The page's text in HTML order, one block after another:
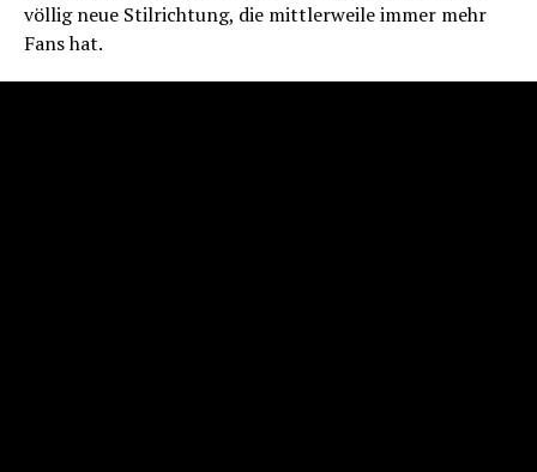
völlig neue Stilrichtung, die mittlerweile immer mehr
Fans hat.